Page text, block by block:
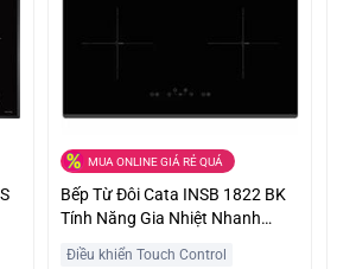
MUA ONLINE GIÁ RẺ QUÁ
Bếp Từ Đôi Cata INSB 1822 BK
Tính Năng Gia Nhiệt Nhanh
Điều khiển Touch Control